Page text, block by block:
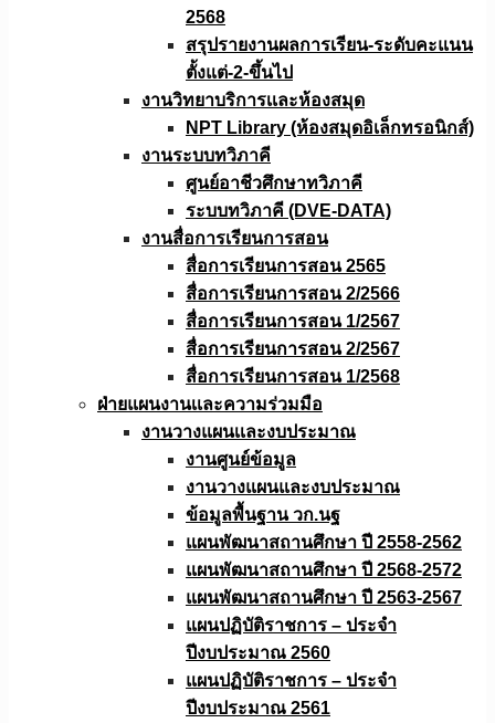
2568
สรุปรายงานผลการเรียน-ระดับคะแนน
ตั้งแต่-2-ขึ้นไป
งานวิทยาบริการเเละห้องสมุด
NPT Library (ห้องสมุดอิเล็กทรอนิกส์)
งานระบบทวิภาคี
ศูนย์อาชีวศึกษาทวิภาคี
ระบบทวิภาคี (DVE-DATA)
งานสื่อการเรียนการสอน
สื่อการเรียนการสอน 2565
สื่อการเรียนการสอน 2/2566
สื่อการเรียนการสอน 1/2567
สื่อการเรียนการสอน 2/2567
สื่อการเรียนการสอน 1/2568
ฝ่ายแผนงานเเละความร่วมมือ
งานวางแผนเเละงบประมาณ
งานศูนย์ข้อมูล
งานวางแผนและงบประมาณ
ข้อมูลพื้นฐาน วก.นฐ
แผนพัฒนาสถานศึกษา ปี 2558-2562
แผนพัฒนาสถานศึกษา ปี 2568-2572
แผนพัฒนาสถานศึกษา ปี 2563-2567
แผนปฏิบัติราชการ – ประจำ
ปีงบประมาณ 2560
แผนปฏิบัติราชการ – ประจำ
ปีงบประมาณ 2561